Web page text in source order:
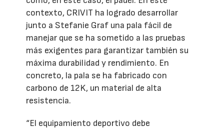
contexto, CRIVIT ha logrado desarrollar
junto a Stefanie Graf una pala fácil de
manejar que se ha sometido a las pruebas
más exigentes para garantizar también su
máxima durabilidad y rendimiento. En
concreto, la pala se ha fabricado con
carbono de 12K, un material de alta
resistencia.
“El equipamiento deportivo debe